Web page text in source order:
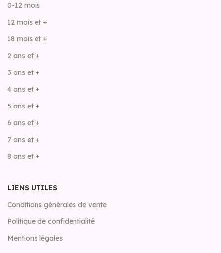
0-12 mois
12 mois et +
18 mois et +
2 ans et +
3 ans et +
4 ans et +
5 ans et +
6 ans et +
7 ans et +
8 ans et +
LIENS UTILES
Conditions générales de vente
Politique de confidentialité
Mentions légales